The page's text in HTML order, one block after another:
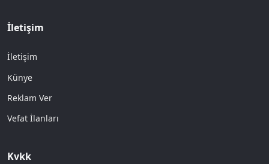
İletişim
İletişim
Künye
Reklam Ver
Vefat İlanları
Kvkk